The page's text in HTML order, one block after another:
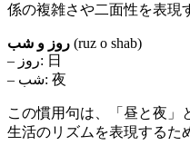
係の複雑さや二面性を表現
روز و شب (ruz o shab)
– روز: 日
– شب: 夜
この慣用句は、「昼と夜」
生活のリズムを表現するた